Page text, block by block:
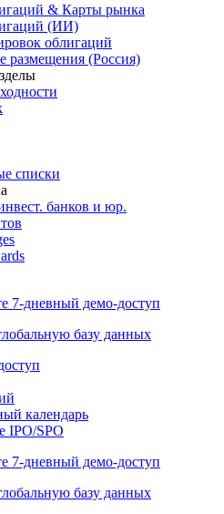
& Карты рынка
(ИИ)
облигаций
размещения (Россия)
списки
банков и юр.
7-дневный демо-доступ
базу данных
календарь
IPO/SPO
7-дневный демо-доступ
базу данных